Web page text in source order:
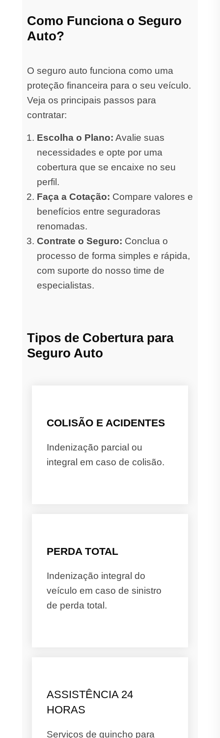
Como Funciona o Seguro
Auto?
O seguro auto funciona como uma
proteção financeira para o seu veículo.
Veja os principais passos para
contratar:
Escolha o Plano: Avalie suas
necessidades e opte por uma
cobertura que se encaixe no seu
perfil.
Faça a Cotação: Compare valores e
benefícios entre seguradoras
renomadas.
Contrate o Seguro: Conclua o
processo de forma simples e rápida,
com suporte do nosso time de
especialistas.
Tipos de Cobertura para
Seguro Auto
COLISÃO E ACIDENTES
Indenização parcial ou
integral em caso de colisão.
PERDA TOTAL
Indenização integral do
veículo em caso de sinistro
de perda total.
ASSISTÊNCIA 24
HORAS
Serviços de guincho para